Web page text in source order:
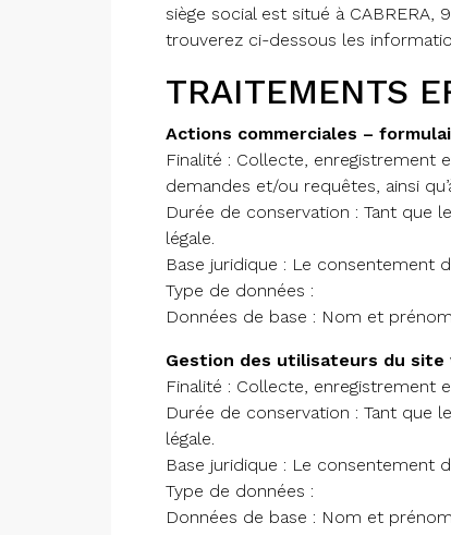
siège social est situé à CABRERA,
trouverez ci-dessous les
TRAITEMENTS
Actions commerciales –
Finalité : Collecte, enregistrement
demandes et/ou requêtes, ainsi
Durée de conservation : Tant que
légale.
Base juridique : Le consentement
Type de données :
Données de base : Nom et
Gestion des utilisateurs du site
Finalité : Collecte, enregistrement
Durée de conservation : Tant que
légale.
Base juridique : Le consentement
Type de données :
Données de base : Nom et